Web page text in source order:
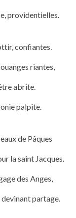
providentielles.
confiantes.
riantes,
abrite.
palpite.
de Pâques
la saint Jacques.
des Anges,
devinant partage.